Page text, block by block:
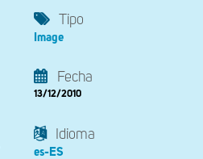
Tipo
Image
Fecha
13/12/2010
Idioma
es-ES